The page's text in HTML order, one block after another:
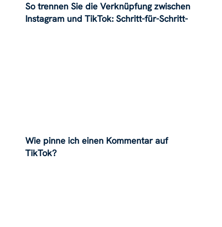
So trennen Sie die Verknüpfung zwischen
Instagram und TikTok: Schritt-für-Schritt-
Wie pinne ich einen Kommentar auf
TikTok?